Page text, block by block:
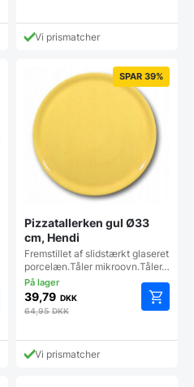
Vi prismatcher
SPAR 39%
Pizzatallerken gul Ø33
cm, Hendi
Fremstillet af slidstærkt glaseret
porcelæn.Tåler mikroovn.Tåler…
39,79 DKK
64,95DKK
Vi prismatcher